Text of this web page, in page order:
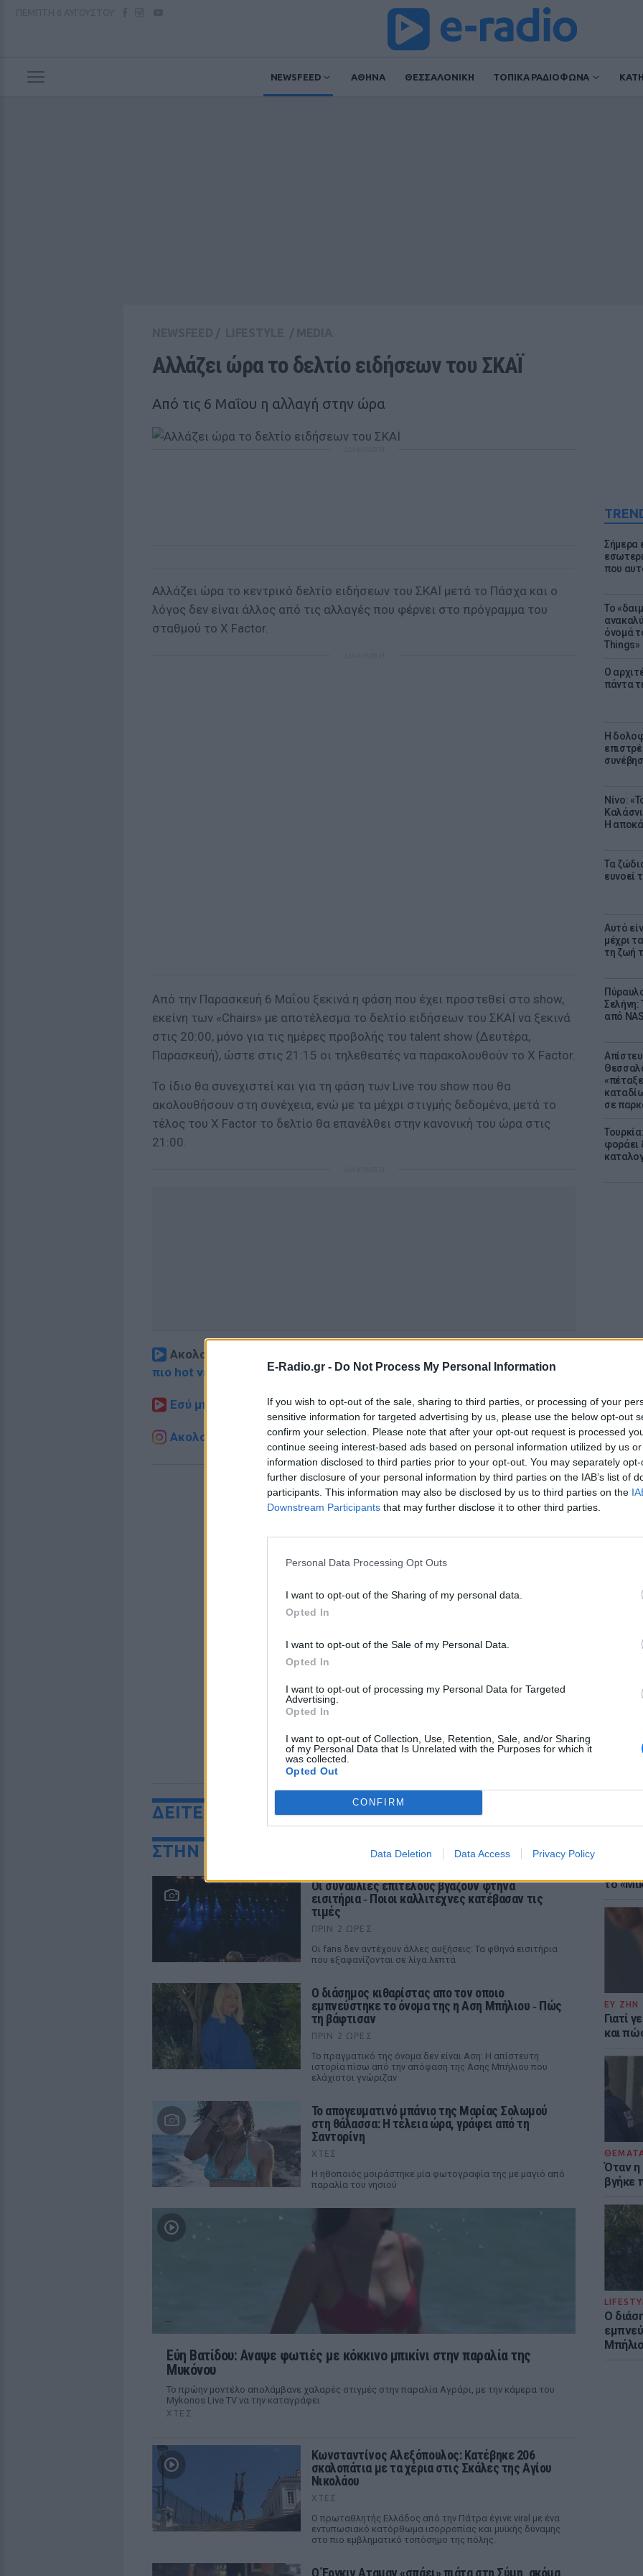
E-Radio.gr - Do Not Process My Personal Information
If you wish to opt-out of the sale, sharing to third parties, or processing of your
sensitive information for targeted advertising by us, please use the below opt-out
confirm your selection. Please note that after your opt-out request is processed
continue seeing interest-based ads based on personal information utilized by us
information disclosed to third parties prior to your opt-out. You may separately
further disclosure of your personal information by third parties on the IAB’s list of
participants. This information may also be disclosed by us to third parties on the
Downstream Participants that may further disclose it to other third parties.
Personal Data Processing Opt Outs
I want to opt-out of the Sharing of my personal data.
Opted In
I want to opt-out of the Sale of my Personal Data.
Opted In
I want to opt-out of processing my Personal Data for Targeted
Advertising.
Opted In
I want to opt-out of Collection, Use, Retention, Sale, and/or Sharing
of my Personal Data that Is Unrelated with the Purposes for which it
was collected.
Opted Out
CONFIRM
Data Deletion Data Access Privacy Policy
NEWSFEED ΑΘΗΝΑ ΘΕΣΣΑΛΟΝΙΚΗ ΤΟΠΙΚΑ ΡΑΔΙΟΦΩΝΑ
Σήμερα
που
Το
όνομά
Things»
Ο
πάντα
Η
Νίνο:
Η
Τα
ευνοεί
Αυτό
μέχρι
τη ζωή
Σελήνη:
από
σε
φοράει
Οι
τις
το
ΕΥ ΖΗΝ
Γιατί
και
Όταν η
βγήκε
Ο
Αλλάζει ώρα το δελτίο ειδήσεων του ΣΚΑΪ
Από τις 6 Μαΐου η αλλαγή στην ώρα
Αλλάζει ώρα το κεντρικό δελτίο ειδήσεων του ΣΚΑΪ μετά το Πάσχα και ο
λόγος δεν είναι άλλος από τις αλλαγές που φέρνει στο πρόγραμμα του
σταθμού το X Factor.
Από την Παρασκευή 6 Μαΐου ξεκινά η φάση που έχει προστεθεί στο show,
εκείνη των «Chairs» με αποτέλεσμα το δελτίο ειδήσεων του ΣΚΑΪ να ξεκινά
στις 20:00, μόνο για τις ημέρες προβολής του talent show (Δευτέρα,
Παρασκευή), ώστε στις 21:15 οι τηλεθεατές να παρακολουθούν το X Factor.
Το ίδιο θα συνεχιστεί και για τη φάση των Live του show που θα
ακολουθήσουν στη συνέχεια, ενώ με τα μέχρι στιγμής δεδομένα, μετά το
τέλος του X Factor το δελτίο θα επανέλθει στην κανονική του ώρα στις
21:00.
Ακολουθήστε το E-Radio.gr στο
πιο hot νέα
Εσύ μπήκες στο E-Daily.gr; Τα νέα της ημέρας και ότι σου κάνει κλικ!
Ακολουθήστε το E-Radio.gr και στο Instagram
ΔΙΑΦΗΜΙΣΗ
ΔΕΙΤΕ ΕΠΙΣΗΣ
ΣΤΗΝ ΙΔΙΑ ΚΑΤΗΓΟΡΙΑ
Οι συναυλίες επιτέλους βγάζουν φτηνά
εισιτήρια ‑ Ποιοι καλλιτέχνες κατέβασαν τις
τιμές
ΠΡΙΝ 2 ΏΡΕΣ
Οι fans δεν αντέχουν άλλες αυξήσεις: Τα φθηνά εισιτήρια
που εξαφανίζονται σε λίγα λεπτά
Ο διάσημος κιθαρίστας απο τον οποιο
εμπνεύστηκε το όνομα της η Αση Μπήλιου ‑ Πώς
τη βάφτισαν
ΠΡΙΝ 2 ΏΡΕΣ
Το πραγματικό της όνομα δεν είναι Αση: Η απίστευτη
ιστορία πίσω από την απόφαση της Ασης Μπήλιου που
ελάχιστοι γνώριζαν
Το απογευματινό μπάνιο της Μαρίας Σολωμού
στη θάλασσα: Η τέλεια ώρα, γράφει από τη
Σαντορίνη
ΧΤΕΣ
Η ηθοποιός μοιράστηκε μία φωτογραφία της με μαγιό από
παραλία του νησιού
Εύη Βατίδου: Αναψε φωτιές με κόκκινο μπικίνι στην παραλία της
Μυκόνου
Το πρώην μοντέλο απολάμβανε χαλαρές στιγμές στην παραλία Αγράρι, με την κάμερα του
Mykonos Live TV να την καταγράφει
ΧΤΕΣ
Κωνσταντίνος Αλεξόπουλος: Κατέβηκε 206
σκαλοπάτια με τα χέρια στις Σκάλες της Αγίου
Νικολάου
ΧΤΕΣ
Ο πρωταθλητής Ελλάδος από την Πάτρα έγινε viral με ένα
εντυπωσιακό κατόρθωμα ισορροπίας και μυϊκής δύναμης
στο πιο εμβληματικό τοπόσημο της πόλης.
Ο Έργκιν Αταμαν «σπάει» πιάτα στη Σύμη, ακόμα